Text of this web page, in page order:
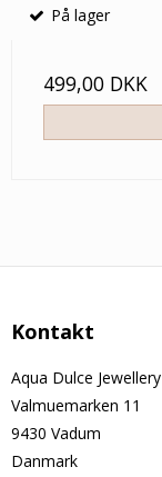
På lager
499,00 DKK
Kontakt
Aqua Dulce Jewellery
Valmuemarken 11
9430 Vadum
Danmark